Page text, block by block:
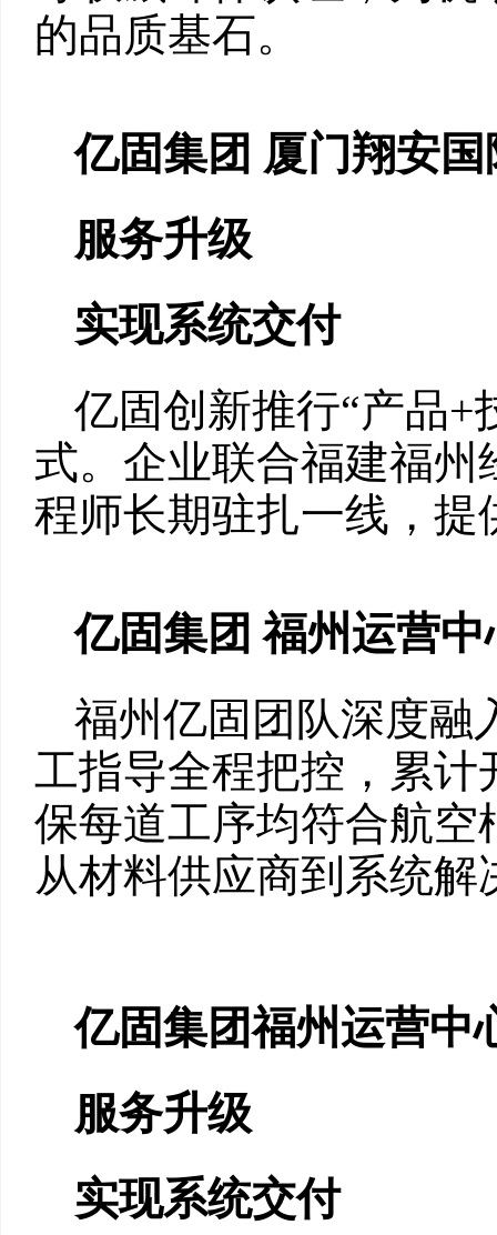
的品质基石。
亿固集团 厦门翔安
服务升级
实现系统交付
亿固创新推行“产品+
式。企业联合福建福
程师长期驻扎一线，提
亿固集团 福州运营
福州亿固团队深度融
工指导全程把控，累
保每道工序均符合航
从材料供应商到系统
亿固集团福州运营中
服务升级
实现系统交付